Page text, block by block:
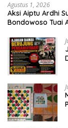
Agustus 1, 2026
Aksi Aiptu Ardhi
Bondowoso Tuai